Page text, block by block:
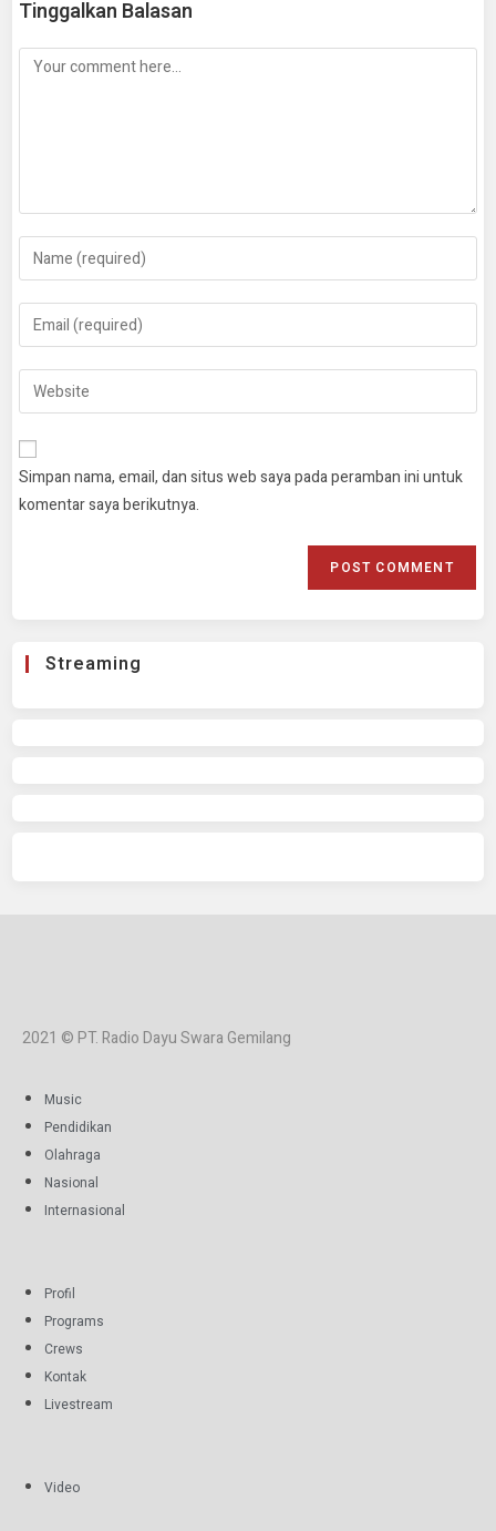
Tinggalkan Balasan
Simpan nama, email, dan situs web saya pada peramban ini untuk
komentar saya berikutnya.
Streaming
2021 © PT. Radio Dayu Swara Gemilang
Music
Pendidikan
Olahraga
Nasional
Internasional
Profil
Programs
Crews
Kontak
Livestream
Video